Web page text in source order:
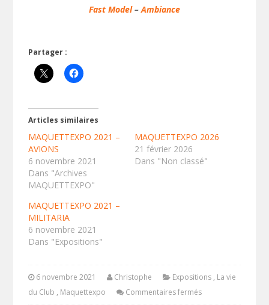
Fast Model–Ambiance
Partager :
Articles similaires
MAQUETTEXPO 2021 –
AVIONS
6 novembre 2021
Dans "Archives
MAQUETTEXPO"
MAQUETTEXPO 2026
21 février 2026
Dans "Non classé"
MAQUETTEXPO 2021 –
MILITARIA
6 novembre 2021
Dans "Expositions"
6 novembre 2021 Christophe Expositions , La vie
du Club , Maquettexpo Commentaires fermés